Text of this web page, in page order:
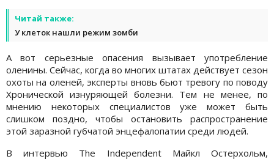
Читай также:
У клеток нашли режим зомби
А вот серьезные опасения вызывает употребление
оленины. Сейчас, когда во многих штатах действует сезон
охоты на оленей, эксперты вновь бьют тревогу по поводу
Хронической изнуряющей болезни. Тем не менее, по
мнению некоторых специалистов уже может быть
слишком поздно, чтобы остановить распространение
этой заразной губчатой энцефалопатии среди людей.
В интервью The Independent Майкл Остерхольм,